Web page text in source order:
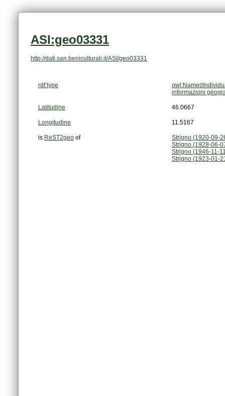
ASI:geo03331
http://dati.san.beniculturali.it/ASI/geo03331
rdf:type
informazioni
Latitudine 46.0667
Longitudine 11.5167
is ReST2geo of
Strigno (1920-09-
Strigno (1928-06-
Strigno (1946-11-
Strigno (1923-01-